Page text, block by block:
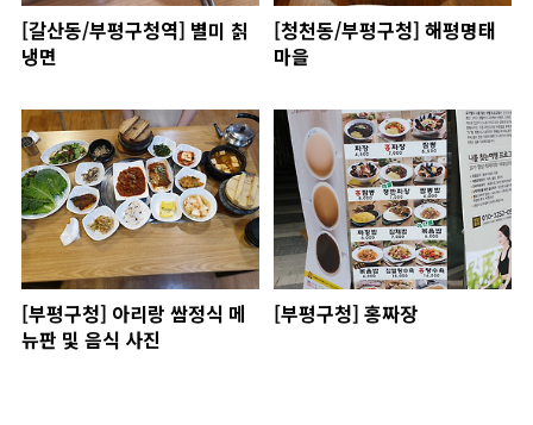
[갈산동/부평구청역] 별미 칡
냉면
[청천동/부평구청] 해평명태
마을
[부평구청] 아리랑 쌈정식 메
뉴판 및 음식 사진
[부평구청] 홍짜장